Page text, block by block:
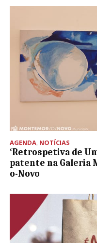
AGENDA, NOTÍCIAS
‘Retrospetiva de
patente na Galeria
o-Novo